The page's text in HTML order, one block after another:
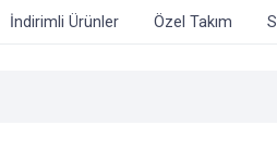
İndirimli Ürünler Özel Takım